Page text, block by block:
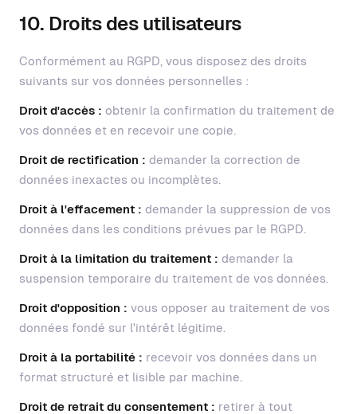
10. Droits des utilisateurs
Conformément au RGPD, vous disposez des droits
suivants sur vos données personnelles :
Droit d'accès : obtenir la confirmation du traitement de
vos données et en recevoir une copie.
Droit de rectification : demander la correction de
données inexactes ou incomplètes.
Droit à l'effacement : demander la suppression de vos
données dans les conditions prévues par le RGPD.
Droit à la limitation du traitement : demander la
suspension temporaire du traitement de vos données.
Droit d'opposition : vous opposer au traitement de vos
données fondé sur l'intérêt légitime.
Droit à la portabilité : recevoir vos données dans un
format structuré et lisible par machine.
Droit de retrait du consentement : retirer à tout